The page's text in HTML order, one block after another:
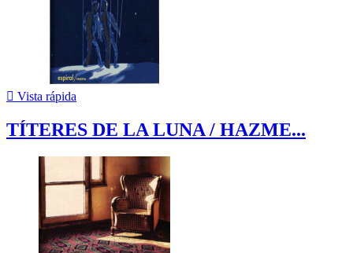
 Vista rápida
TÍTERES DE LA LUNA / HAZME...